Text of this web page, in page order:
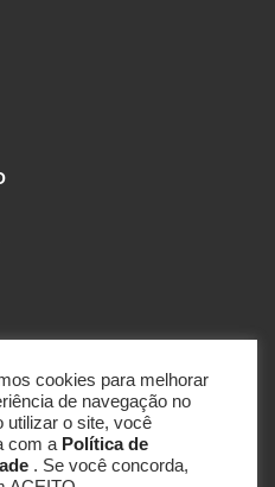
cookies para melhorar
de navegação no
utilizar o site, você
com a Política de
. Se você concorda,